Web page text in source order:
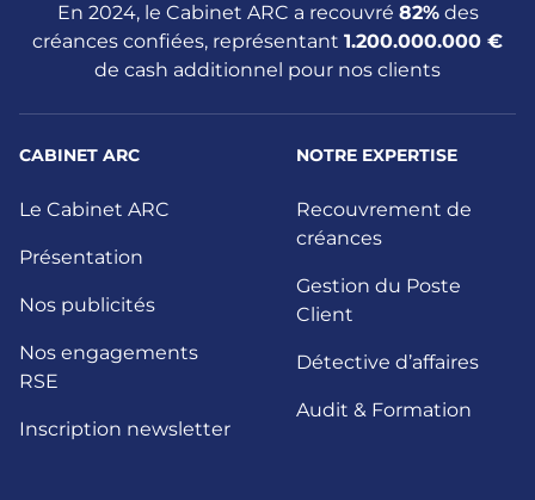
En 2024, le Cabinet ARC a recouvré 82%des
créances confiées, représentant 1.200.000.000 €
de cash additionnel pour nos clients
CABINET ARC
Le Cabinet ARC
Présentation
Nos publicités
Nos engagements
RSE
Inscription newsletter
NOTRE EXPERTISE
Recouvrement de
créances
Gestion du Poste
Client
Détective d’affaires
Audit & Formation